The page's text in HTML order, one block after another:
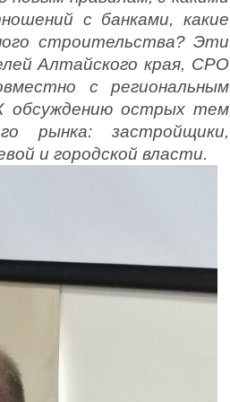
с банками, какие
строительства? Эти
Алтайского края, СРО
с региональным
обсуждению острых тем
рынка: застройщики,
и городской власти.